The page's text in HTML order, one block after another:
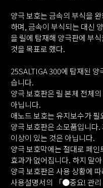
양극 보호는 금속의 부식을
하며, 금속이 부식되는 대신
을 릴에 탑재해 양극판에 부
것을 목표로 했다.
25SALTIGA 300에 탑재된
습니다.
양극 보호판은 릴 본체 전체
아닙니다.
애노드 보호는 유지보수가
양극 보호판은 소모품입니다
이상이 있는 것은 아닙니다.
양극 보호막에는 절대로 페
효과가 없어집니다. 하지 말
양극 보호판은 사용 상황에
사용설명서의 「●중요! 관리